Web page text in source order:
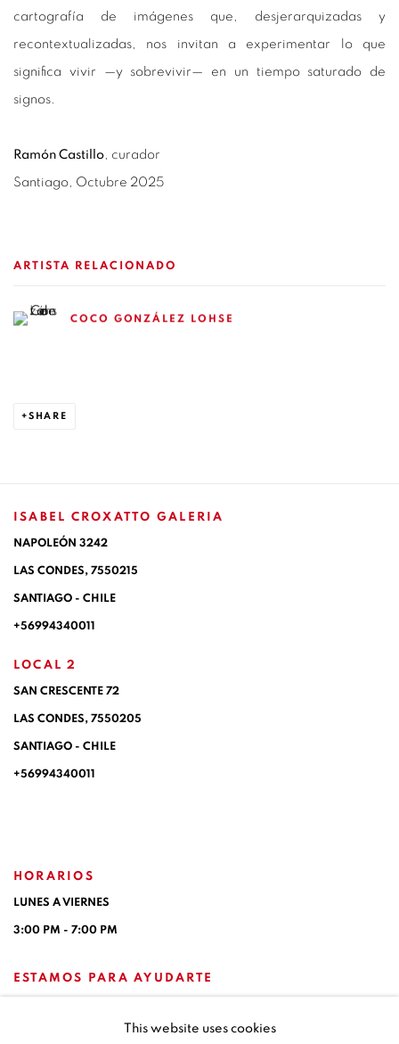
cartografía de imágenes que, desjerarquizadas y
recontextualizadas, nos invitan a experimentar lo que
significa vivir —y sobrevivir— en un tiempo saturado de
signos.
Ramón Castillo , curador
Santiago, Octubre 2025
ARTISTA RELACIONADO
COCO GONZÁLEZ LOHSE
SHARE
ISABEL CROXATTO GALERIA
NAPOLEÓN 3242
LAS CONDES, 7550215
SANTIAGO - CHILE
+56994340011
LOCAL 2
SAN CRESCENTE 72
LAS CONDES, 7550205
SANTIAGO - CHILE
+56994340011
HORARIOS
LUNES A VIERNES
3:00 PM - 7:00 PM
ESTAMOS PARA AYUDARTE
This website uses cookies